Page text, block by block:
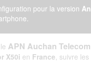
pour la version
APN Auchan Telecom
X50i en France, suivre